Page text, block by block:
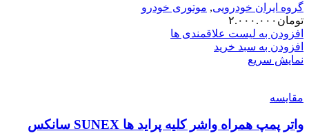
گروه ایران خودرویی, موتوری خودرو
تومان ۲.۰۰۰.۰۰۰
افزودن به لیست علاقمندی ها
افزودن به سبد خرید
نمایش سریع
مقایسه
واتر پمپ همراه واشر کلیه پراید ها SUNEX سانکس